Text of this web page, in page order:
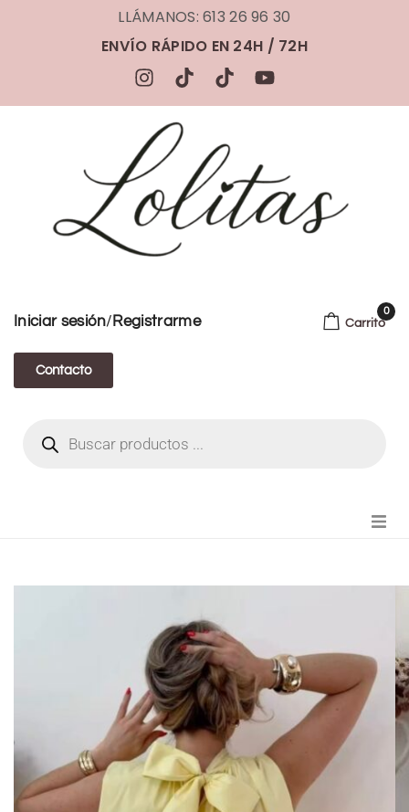
LLÁMANOS: 613 26 96 30
ENVÍO RÁPIDO EN 24H / 72H
Iniciar sesión/ Registrarme
Contacto
Carrito
0
FIANZA TIKTOK
MODA CHICA
BEAUTY
PERFUMES